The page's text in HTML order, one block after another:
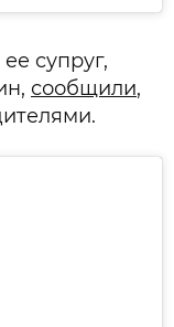
супруг,
сообщили,